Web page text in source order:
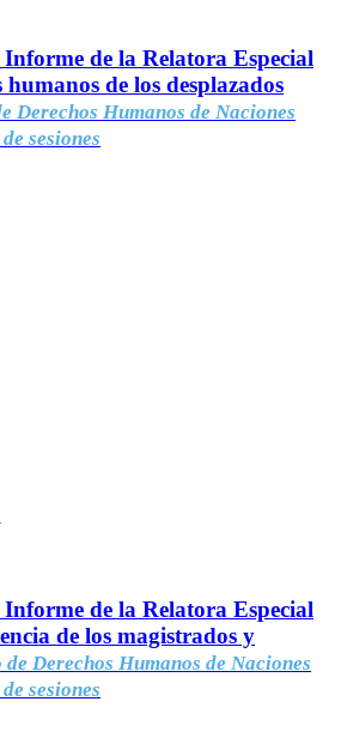
de la Relatora Especial
humanos de los desplazados
Derechos Humanos de Naciones
sesiones
de la Relatora Especial
de los magistrados y
de Derechos Humanos de Naciones
sesiones